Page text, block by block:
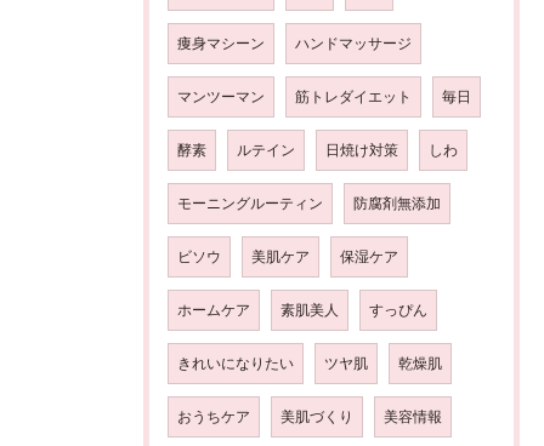
痩身マシーン ハンドマッサージ
マンツーマン 筋トレダイエット 毎日
酵素 ルテイン 日焼け対策 しわ
モーニングルーティン 防腐剤無添加
ビソウ 美肌ケア 保湿ケア
ホームケア 素肌美人 すっぴん
きれいになりたい ツヤ肌 乾燥肌
おうちケア 美肌づくり 美容情報